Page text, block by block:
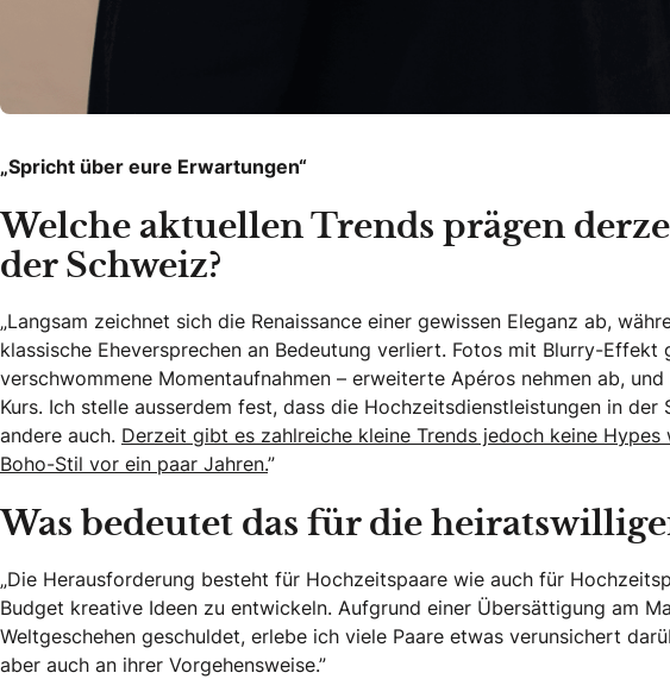
„Spricht über eure Erwartungen“
Welche aktuellen Trends prägen
der Schweiz?
„Langsam zeichnet sich die Renaissance einer gewissen Eleganz ab,
klassische Eheversprechen an Bedeutung verliert. Fotos mit Blurry-
verschwommene Momentaufnahmen – erweiterte Apéros nehmen ab,
Kurs. Ich stelle ausserdem fest, dass die Hochzeitsdienstleistungen in
andere auch. Derzeit gibt es zahlreiche kleine Trends jedoch keine
Boho-Stil vor ein paar Jahren.”
Was bedeutet das für die
„Die Herausforderung besteht für Hochzeitspaare wie auch für
Budget kreative Ideen zu entwickeln. Aufgrund einer Übersättigung am
Weltgeschehen geschuldet, erlebe ich viele Paare etwas verunsichert
aber auch an ihrer Vorgehensweise.”